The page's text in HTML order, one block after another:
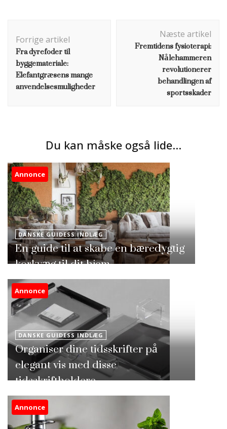
Forrige artikel
Fra dyrefoder til
byggemateriale:
Elefantgræsens mange
anvendelsesmuligheder
Næste artikel
Fremtidens fysioterapi:
Nålehammeren
revolutionerer
behandlingen af
sportsskader
Du kan måske også lide...
Annonce
DANSKE GUIDESS INDLÆG
En guide til at skabe en bæredygtig
korkvæg til dit hjem
Annonce
DANSKE GUIDESS INDLÆG
Organiser dine tidsskrifter på
elegant vis med disse
tidsskriftholdere
Annonce